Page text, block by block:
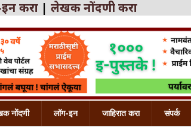
करा | लेखक नोंदणी करा
नोंदणी लॉग-इन जाहिरात करा संपर्क